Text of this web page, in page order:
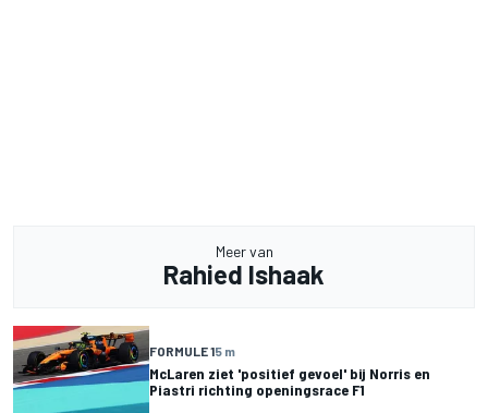
Meer van
Rahied Ishaak
FORMULE 15 m
McLaren ziet 'positief gevoel' bij Norris en
Piastri richting openingsrace F1